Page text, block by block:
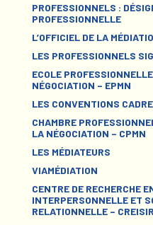
PROFESSIONNELS :
PROFESSIONNELLE
L’OFFICIEL DE LA
LES PROFESSIONNELS
ECOLE
NÉGOCIATION – EPMN
LES CONVENTIONS CADRE
CHAMBRE
LA NÉGOCIATION – CPMN
LES MÉDIATEURS
VIAMÉDIATION
CENTRE DE RECHERCHE
INTERPERSONNELLE ET
RELATIONNELLE – CREISIR